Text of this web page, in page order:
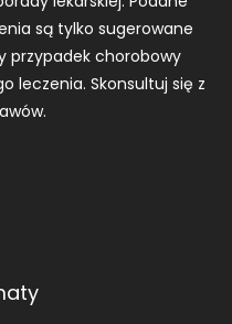
są tylko sugerowane
przypadek chorobowy
leczenia. Skonsultuj się z